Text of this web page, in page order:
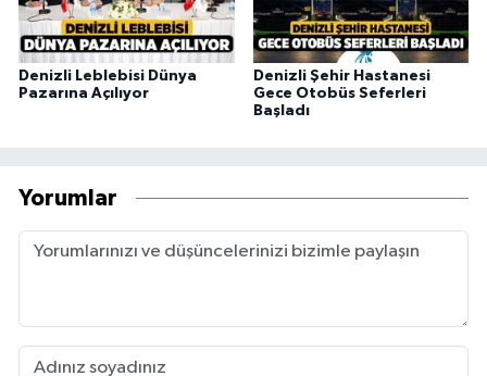
Denizli Leblebisi Dünya
Pazarına Açılıyor
Denizli Şehir Hastanesi
Gece Otobüs Seferleri
Başladı
Yorumlar